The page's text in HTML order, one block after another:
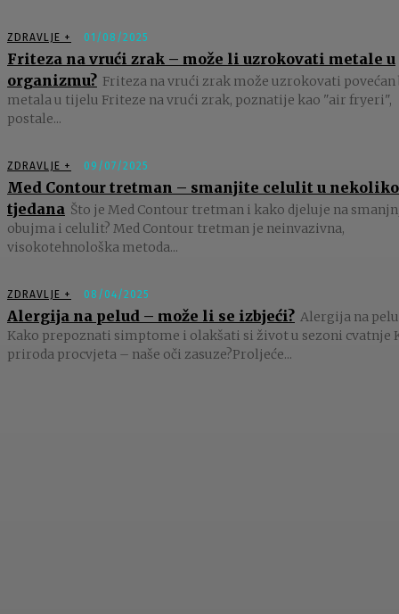
ZDRAVLJE + 01/08/2025
Friteza na vrući zrak – može li uzrokovati metale u
organizmu? Friteza na vrući zrak može uzrokovati
metala u tijelu Friteze na vrući zrak, poznatije kao "air fryeri",
postale...
ZDRAVLJE + 09/07/2025
Med Contour tretman – smanjite celulit u nekoliko
tjedana Što je Med Contour tretman i kako djeluje na
obujma i celulit? Med Contour tretman je neinvazivna,
visokotehnološka metoda...
ZDRAVLJE + 08/04/2025
Alergija na pelud – može li se izbjeći? Alergija na
Kako prepoznati simptome i olakšati si život u sezoni cvatnje
priroda procvjeta – naše oči zasuze?Proljeće...